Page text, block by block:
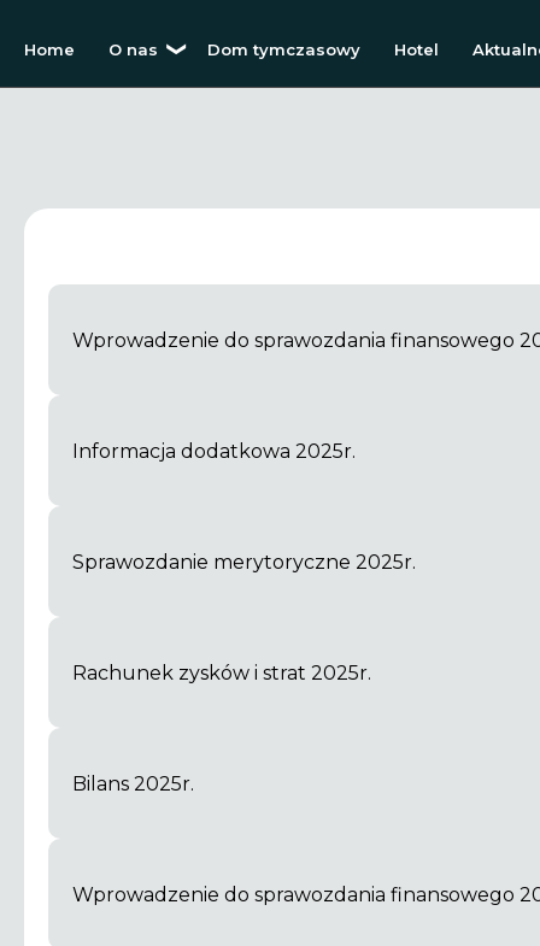
Home O nas Dom tymczasowy Hotel
Wprowadzenie do sprawozdania finansowego
Informacja dodatkowa 2025r.
Sprawozdanie merytoryczne 2025r.
Rachunek zysków i strat 2025r.
Bilans 2025r.
Wprowadzenie do sprawozdania finansowego